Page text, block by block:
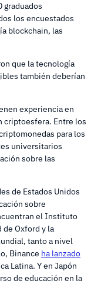
graduados
los encuestados
blockchain, las
que la tecnología
también deberían
experiencia en
criptoesfera. Entre los
para los
universitarios
sobre las
de Estados Unidos
sobre
el Instituto
de Oxford y la
tanto a nivel
Binance ha lanzado
Latina. Y en Japón
de educación en la